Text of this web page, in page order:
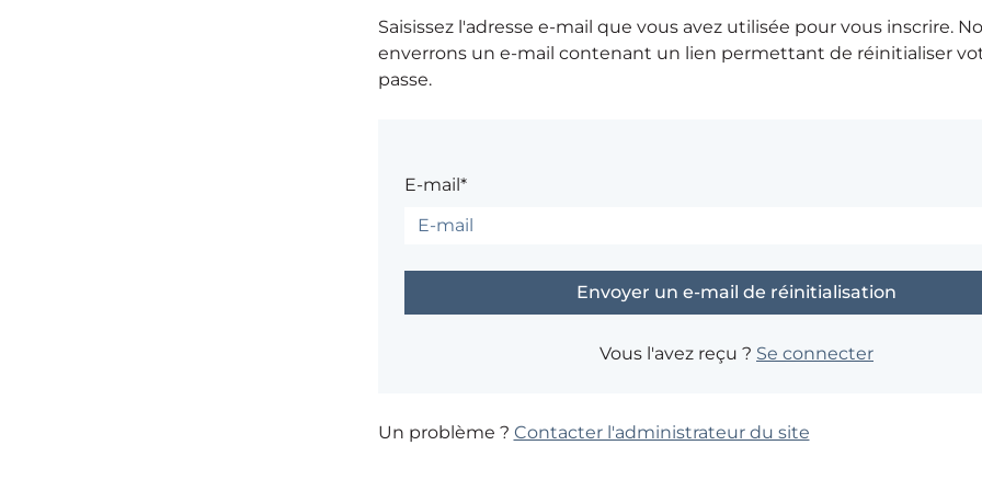
Saisissez l'adresse e-mail que vous avez utilisée pour vous inscrire.
enverrons un e-mail contenant un lien permettant de réinitialiser
passe.
E-mail*
Vous l'avez reçu ? Se connecter
Un problème ? Contacter l'administrateur du site